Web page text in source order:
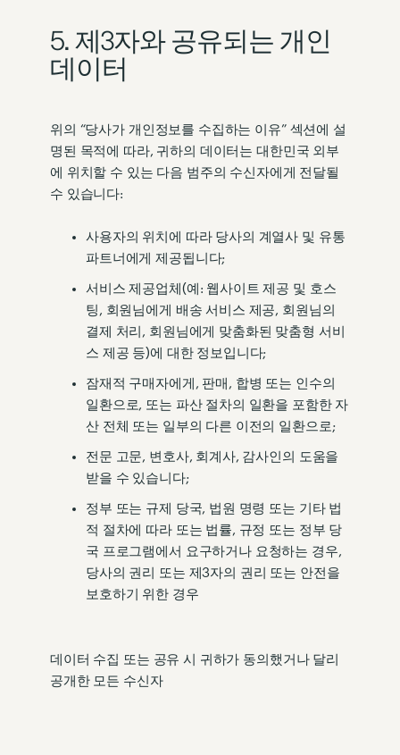
5. 제3자와 공유되는 개인
데이터
위의 “당사가 개인정보를 수집하는 이유” 섹션에 설
명된 목적에 따라, 귀하의 데이터는 대한민국 외부
에 위치할 수 있는 다음 범주의 수신자에게 전달될
수 있습니다:
사용자의 위치에 따라 당사의 계열사 및 유통
파트너에게 제공됩니다;
서비스 제공업체(예: 웹사이트 제공 및 호스
팅, 회원님에게 배송 서비스 제공, 회원님의
결제 처리, 회원님에게 맞춤화된 맞춤형 서비
스 제공 등)에 대한 정보입니다;
잠재적 구매자에게, 판매, 합병 또는 인수의
일환으로, 또는 파산 절차의 일환을 포함한 자
산 전체 또는 일부의 다른 이전의 일환으로;
전문 고문, 변호사, 회계사, 감사인의 도움을
받을 수 있습니다;
정부 또는 규제 당국, 법원 명령 또는 기타 법
적 절차에 따라 또는 법률, 규정 또는 정부 당
국 프로그램에서 요구하거나 요청하는 경우,
당사의 권리 또는 제3자의 권리 또는 안전을
보호하기 위한 경우
데이터 수집 또는 공유 시 귀하가 동의했거나 달리
공개한 모든 수신자